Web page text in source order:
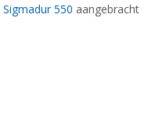
Sigmadur 550 aangebracht